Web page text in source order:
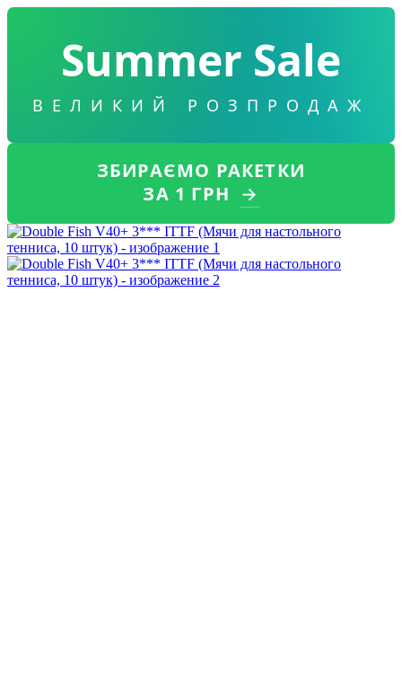
Summer Sale
ВЕЛИКИЙ РОЗПРОДАЖ
ЗБИРАЄМО РАКЕТКИ
ЗА 1 ГРН →